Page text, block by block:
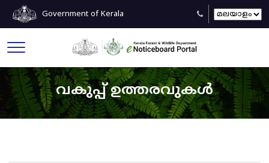
Government of Kerala
വകുപ്പ് ഉത്തരവുകൾ